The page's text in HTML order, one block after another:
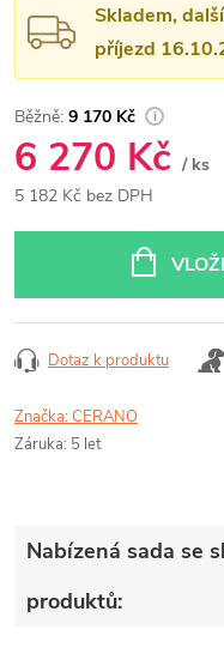
Skladem,
příjezd
9 170 Kč
6 270 Kč / ks
5 182 Kč bez DPH
Dotaz k produktu
Značka:CERANO
Záruka: 5 let
Nabízená sada se
produktů: